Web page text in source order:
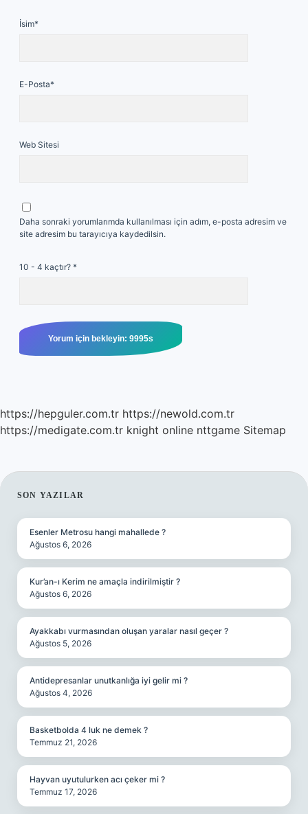
İsim*
E-Posta*
Web Sitesi
Daha sonraki yorumlarımda kullanılması için adım, e-posta adresim ve
site adresim bu tarayıcıya kaydedilsin.
10 - 4 kaçtır? *
https://hepguler.com.tr https://newold.com.tr
https://medigate.com.tr knight online nttgame Sitemap
SIDEBAR
SON YAZILAR
Esenler Metrosu hangi mahallede ?
Ağustos 6, 2026
Kur’an-ı Kerim ne amaçla indirilmiştir ?
Ağustos 6, 2026
Ayakkabı vurmasından oluşan yaralar nasıl geçer ?
Ağustos 5, 2026
Antidepresanlar unutkanlığa iyi gelir mi ?
Ağustos 4, 2026
Basketbolda 4 luk ne demek ?
Temmuz 21, 2026
Hayvan uyutulurken acı çeker mi ?
Temmuz 17, 2026